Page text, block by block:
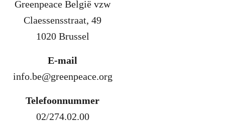
Greenpeace België vzw
Claessensstraat, 49
1020 Brussel
E-mail
info.be@greenpeace.org
Telefoonnummer
02/274.02.00